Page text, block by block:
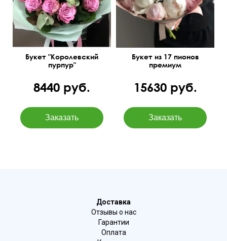
Букет "Королевский
пурпур"
8440 руб.
Букет из 17 пионов
премиум
15630 руб.
Доставка
Отзывы о нас
Гарантии
Оплата